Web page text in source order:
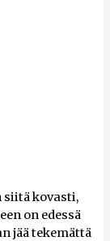
siitä kovasti,
on edessä
jää tekemättä